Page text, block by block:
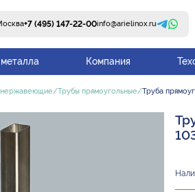
+7 (495) 147-22-00info@arielinox.ru
Компания
Трубы прямоугольные Труба